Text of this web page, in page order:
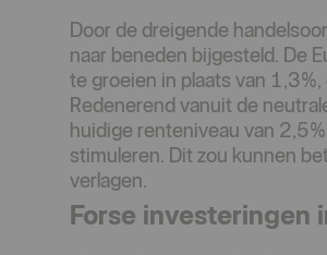
Door de dreigende
naar beneden bijgesteld. De
te groeien in plaats van
Redenerend vanuit de
huidige renteniveau van
stimuleren. Dit zou kunnen
verlagen.
Forse investeringen